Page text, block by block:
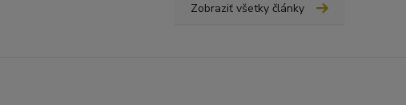
Zobraziť všetky články